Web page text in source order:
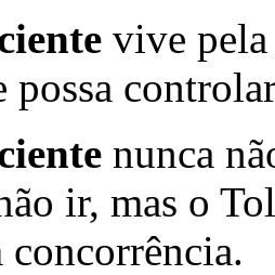
vive
possa
nunca
ir, mas o
concorrência.